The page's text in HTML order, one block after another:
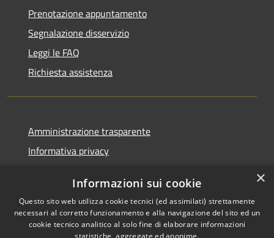
Prenotazione appuntamento
Segnalazione disservizio
Leggi le FAQ
Richiesta assistenza
Amministrazione trasparente
Informativa privacy
Dichiarazione di accessibilità
×
Informazioni sui cookie
Questo sito web utilizza cookie tecnici (ed assimilati) strettamente
necessari al corretto funzionamento e alla navigazione del sito ed un
cookie tecnico analitico al solo fine di elaborare informazioni
statistiche, aggregate ed anonime.